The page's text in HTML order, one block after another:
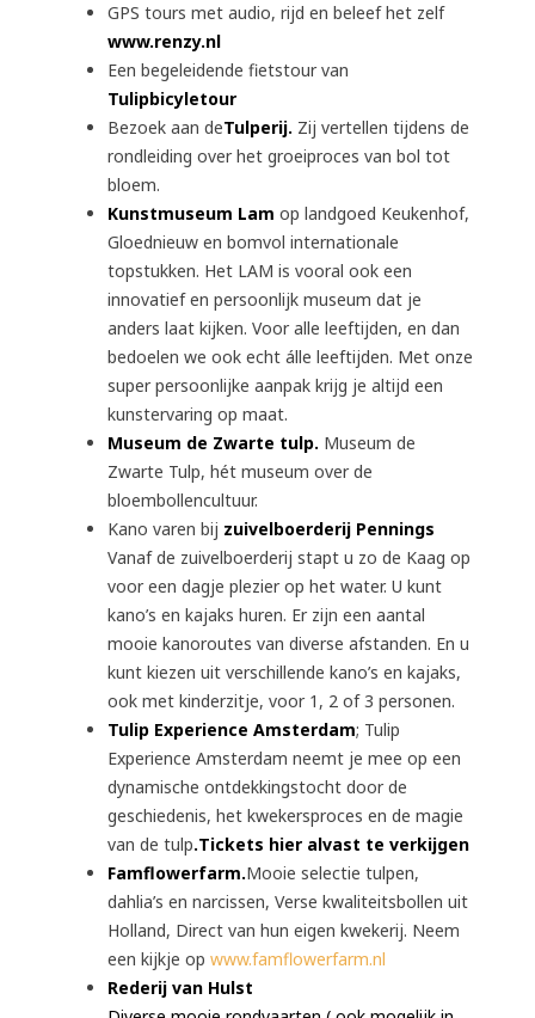
ARRANGEMENTEN
GPS tours met audio, rijd en beleef het zelf
www.renzy.nl
Een begeleidende fietstour van
Tulipbicyletour
Bezoek aan deTulperij. Zij vertellen tijdens de
rondleiding over het groeiproces van bol tot
bloem.
Kunstmuseum Lam op landgoed Keukenhof,
Gloednieuw en bomvol internationale
topstukken. Het LAM is vooral ook een
innovatief en persoonlijk museum dat je
anders laat kijken. Voor alle leeftijden, en dan
bedoelen we ook echt álle leeftijden. Met onze
super persoonlijke aanpak krijg je altijd een
kunstervaring op maat.
Museum de Zwarte tulp. Museum de
Zwarte Tulp, hét museum over de
bloembollencultuur.
Kano varen bij zuivelboerderij Pennings
Vanaf de zuivelboerderij stapt u zo de Kaag op
voor een dagje plezier op het water. U kunt
kano’s en kajaks huren. Er zijn een aantal
mooie kanoroutes van diverse afstanden. En u
kunt kiezen uit verschillende kano’s en kajaks,
ook met kinderzitje, voor 1, 2 of 3 personen.
Tulip Experience Amsterdam; Tulip
Experience Amsterdam neemt je mee op een
dynamische ontdekkingstocht door de
geschiedenis, het kwekersproces en de magie
van de tulp.Tickets hier alvast te verkijgen
Famflowerfarm.Mooie selectie tulpen,
dahlia’s en narcissen, Verse kwaliteitsbollen uit
Holland, Direct van hun eigen kwekerij. Neem
een kijkje op www.famflowerfarm.nl
Rederij van Hulst